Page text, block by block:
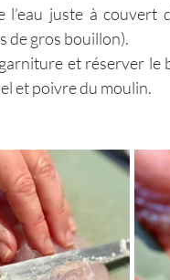
juste à couvert
de gros bouillon).
et réserver le
et poivre du moulin.